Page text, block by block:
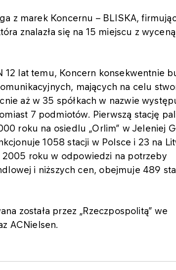
z marek Koncernu – BLISKA,
znalazła się na 15 miejscu z
12 lat temu, Koncern konsekwentnie
mających na celu
aż w 35 spółkach w nazwie
7 podmiotów. Pierwszą stację
roku na osiedlu „Orlim” w Jeleniej
1058 stacji w Polsce i 23 na
roku w odpowiedzi na potrzeby
i niższych cen, obejmuje 489
została przez „Rzeczpospolitą” we
ACNielsen.